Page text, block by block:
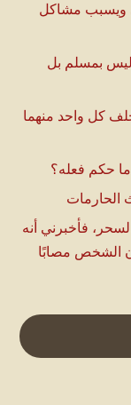
ويسبب مشاكل
بمسلم بل
كل واحد منهما
حكم فعله؟
الحارمات
فأخبرني أنه
الشخص مصابًا